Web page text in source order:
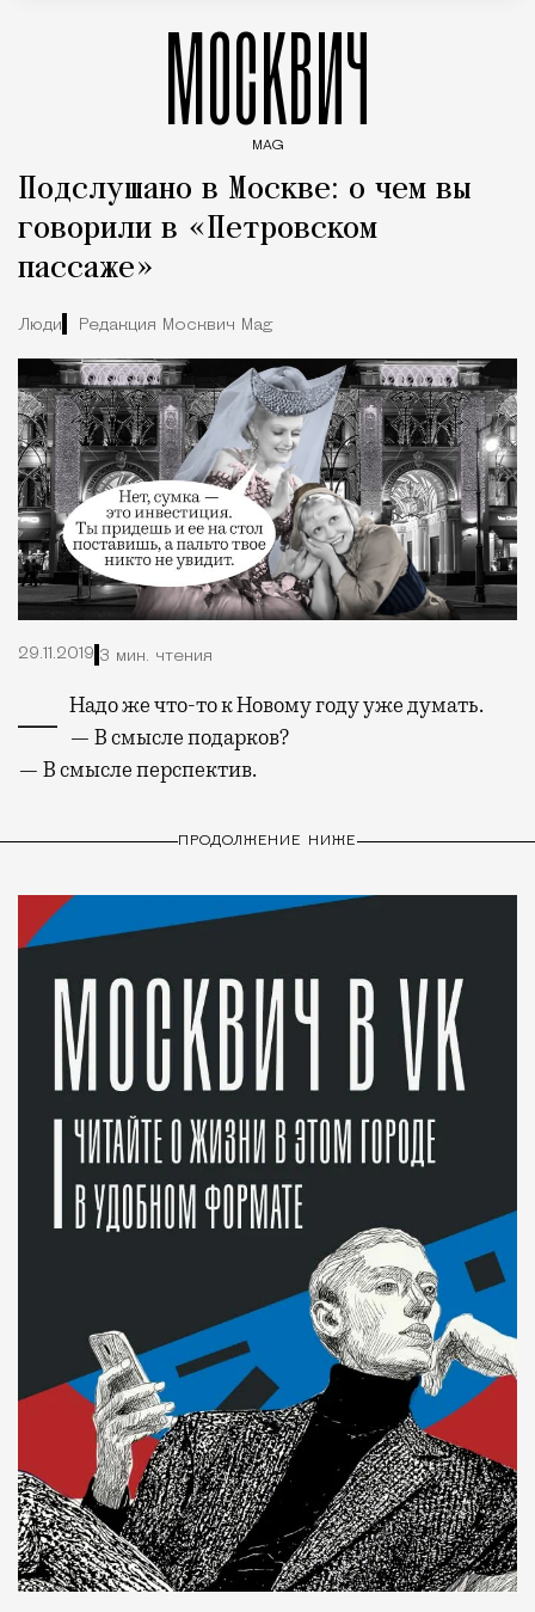
МОСКВИЧ
MAG
Подслушано в Москве: о чем вы
говорили в «Петровском
пассаже»
Люди Редакция Москвич Mag
29.11.2019 3 мин. чтения
— Надо же что-то к Новому году уже думать.
— В смысле подарков?
— В смысле перспектив.
ПРОДОЛЖЕНИЕ НИЖЕ